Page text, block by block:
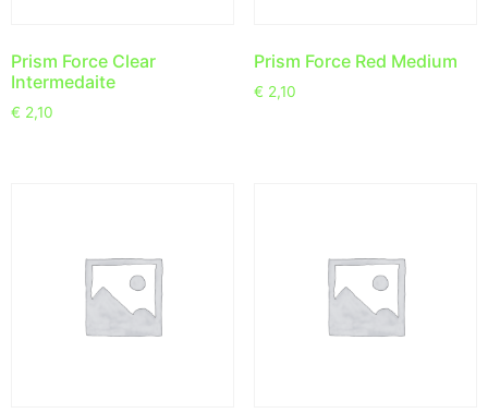
Prism Force Clear
Intermedaite
€ 2,10
Prism Force Red Medium
€ 2,10